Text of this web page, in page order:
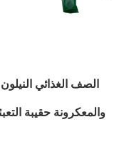
الصف الغذائي
والمعكرونة حقيبة